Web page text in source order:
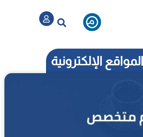
المواقع الإلكترونية